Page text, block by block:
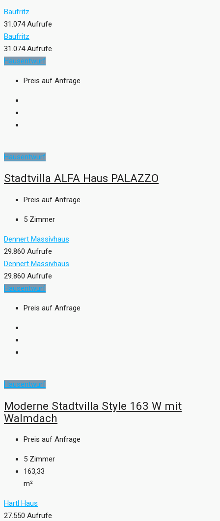
Baufritz
31.074 Aufrufe
Baufritz
31.074 Aufrufe
Hausentwurf
Preis auf Anfrage
Hausentwurf
Stadtvilla ALFA Haus PALAZZO
Preis auf Anfrage
5 Zimmer
Dennert Massivhaus
29.860 Aufrufe
Dennert Massivhaus
29.860 Aufrufe
Hausentwurf
Preis auf Anfrage
Hausentwurf
Moderne Stadtvilla Style 163 W mit
Walmdach
Preis auf Anfrage
5 Zimmer
163,33
m²
Hartl Haus
27.550 Aufrufe